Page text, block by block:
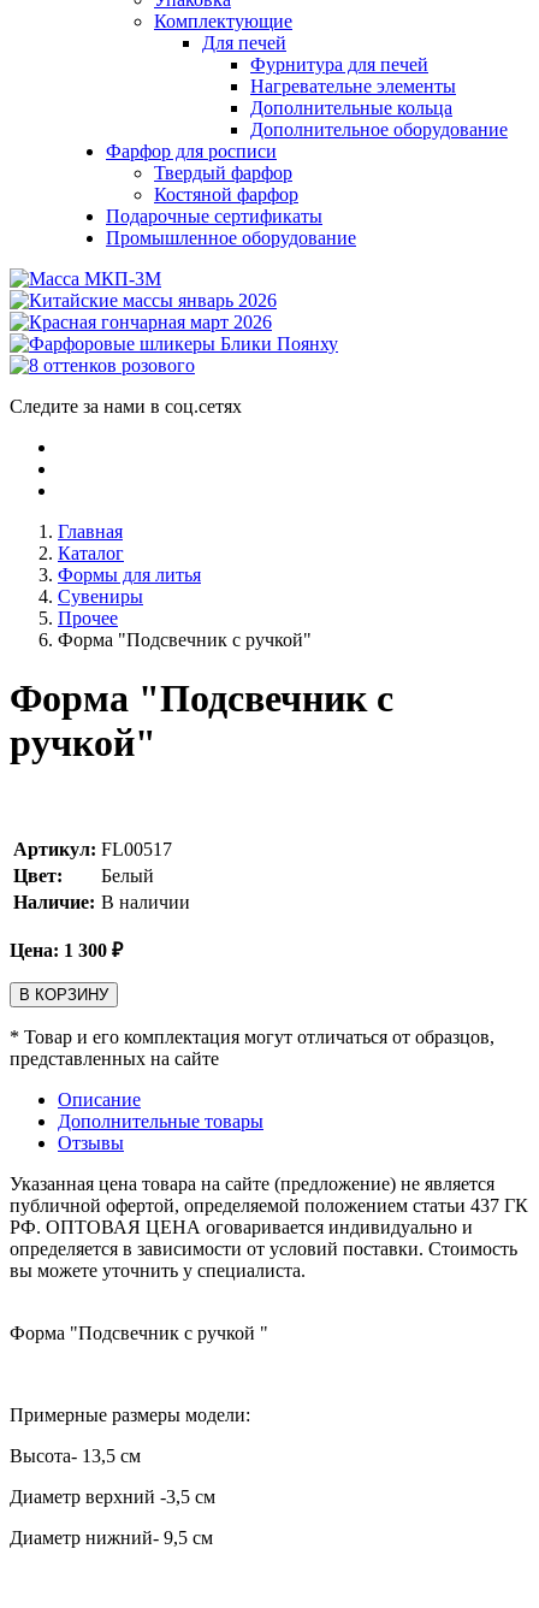
Комплектующие
Для печей
Фурнитура для печей
Нагревательне элементы
Дополнительные кольца
Дополнительное оборудование
Фарфор для росписи
Твердый фарфор
Костяной фарфор
Подарочные сертификаты
Промышленное оборудование
Следите за нами в соц.сетях
Главная
Каталог
Формы для литья
Сувениры
Прочее
Форма "Подсвечник с ручкой"
Форма "Подсвечник с
ручкой"
Артикул: FL00517
Цвет:
Белый
Наличие: В наличии
Цена: 1 300 ₽
В КОРЗИНУ
* Товар и его комплектация могут отличаться от образцов,
представленных на сайте
Описание
Дополнительные товары
Отзывы
Указанная цена товара на сайте (предложение) не является
публичной офертой, определяемой положением статьи 437 ГК
РФ. ОПТОВАЯ ЦЕНА оговаривается индивидуально и
определяется в зависимости от условий поставки. Стоимость
вы можете уточнить у специалиста.
Форма "Подсвечник с ручкой "
Примерные размеры модели:
Высота- 13,5 см
Диаметр верхний -3,5 см
Диаметр нижний- 9,5 см